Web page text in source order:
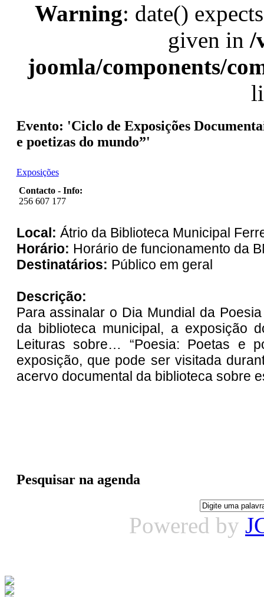
Warning: date()
given in /
joomla/components/
Evento: 'Ciclo de Exposições
e poetizas do mundo”'
Exposições
Contacto - Info:
256 607 177
Local: Átrio da Biblioteca Municipal
Horário: Horário de funcionamento da
Destinatários: Público em geral
Descrição:
Para assinalar o Dia Mundial da
da biblioteca municipal, a exposição
Leituras sobre… “Poesia: Poetas e
exposição, que pode ser visitada
acervo documental da biblioteca sobre
Pesquisar na agenda
Powered by